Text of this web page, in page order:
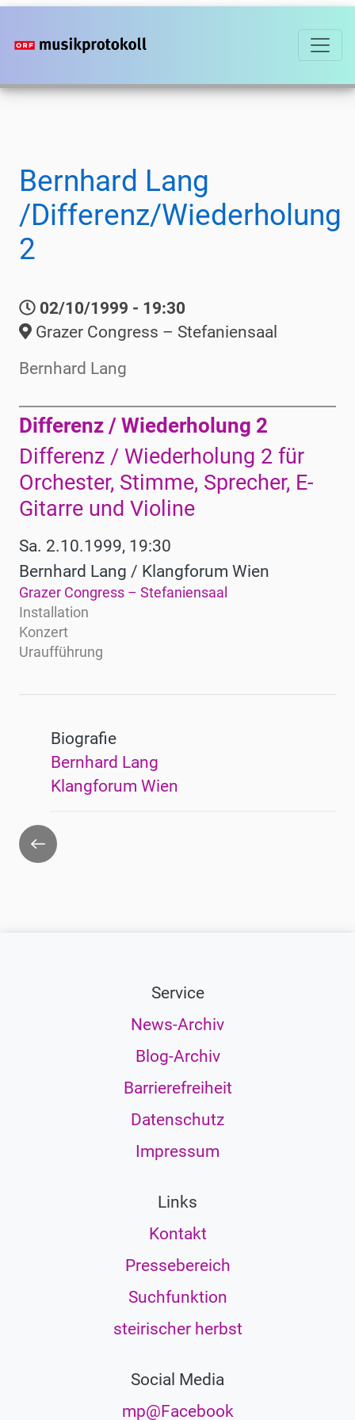
Direkt
zum
Bernhard Lang
/Differenz/Wiederholung
2
02/10/1999 - 19:30
Grazer Congress – Stefaniensaal
Bernhard Lang
Werke
Differenz / Wiederholung 2
Differenz / Wiederholung 2 für
Orchester, Stimme, Sprecher, E-
Gitarre und Violine
Sa. 2.10.1999, 19:30
Bernhard Lang / Klangforum Wien
Grazer Congress – Stefaniensaal
Installation
Konzert
Uraufführung
Biografie
Bernhard Lang
Klangforum Wien
Zurück
Service
News-Archiv
Blog-Archiv
Barrierefreiheit
Datenschutz
Impressum
Links
Kontakt
Pressebereich
Suchfunktion
steirischer herbst
Social Media
mp@Facebook